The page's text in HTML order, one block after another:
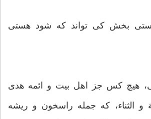
هستی بخش کی تواند که شود هستی
هیچ کس جز اهل بیت و ائمه هدی
و الثناء، که جمله راسخون و ریشه